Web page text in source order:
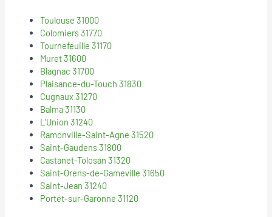
Toulouse 31000
Colomiers 31770
Tournefeuille 31170
Muret 31600
Blagnac 31700
Plaisance-du-Touch 31830
Cugnaux 31270
Balma 31130
L’Union 31240
Ramonville-Saint-Agne 31520
Saint-Gaudens 31800
Castanet-Tolosan 31320
Saint-Orens-de-Gameville 31650
Saint-Jean 31240
Portet-sur-Garonne 31120